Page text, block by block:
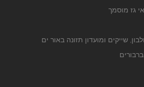
גז מוסמך
שייקים ומועדון תזונה באור ים